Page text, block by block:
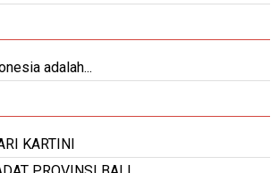
adalah...
KARTINI